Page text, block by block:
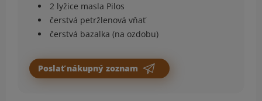
2 lyžice masla Pilos
čerstvá petržlenová vňať
čerstvá bazalka (na ozdobu)
Poslať nákupný zoznam